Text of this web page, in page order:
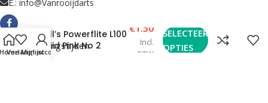
E.: info@Vanrooijdarts
Bekijk Openingstijden
Bull’s Powerflite L100
Solid Pink No 2
€ 1.50
Incl.
BTW
SELECTEER
OPTIES
Verlanglijst
Mijn account